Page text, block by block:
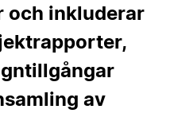
och inkluderar
av